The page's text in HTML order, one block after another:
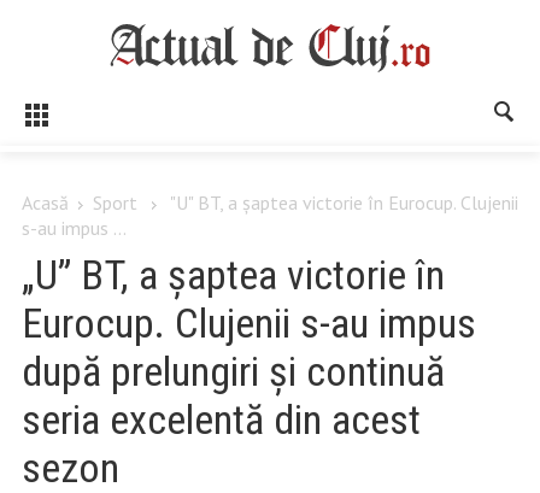
Acasă Sport
"U" BT, a șaptea victorie în Eurocup. Clujenii
s-au impus ...
„U” BT, a șaptea victorie în
Eurocup. Clujenii s-au impus
după prelungiri și continuă
seria excelentă din acest
sezon